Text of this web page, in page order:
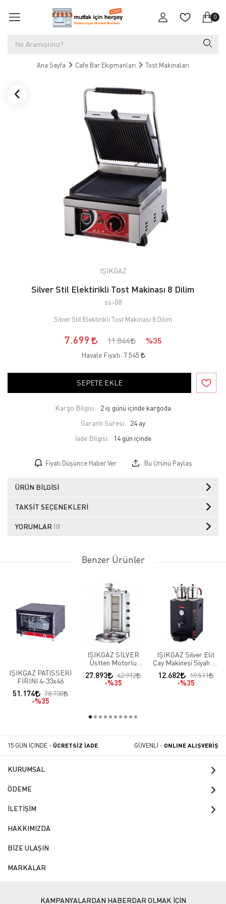
0
Ana Sayfa Cafe Bar Ekipmanları Tost Makinaları
IŞIKGAZ
Silver Stil Elektirikli Tost Makinası 8 Dilim
ss-08
Silver Stil Elektirikli Tost Makinası 8 Dilim
7.699 11.844 %35
Havale Fiyatı: 7.545
SEPETE EKLE
Kargo Bilgisi: 2 iş günü içinde kargoda
Garanti Süresi: 24 ay
İade Bilgisi:
Fiyatı Düşünce Haber Ver Bu Ürünü Paylaş
ÜRÜN BILGISI
TAKSIT SEÇENEKLERI
YORUMLAR (0)
Benzer Ürünler
IŞIKGAZ PATİSSERİ
FIRINI 4-33x46
51.174
78.730
%35
IŞIKGAZ SİLVER
Üstten Motorlu
Doğalgazlı CE Döner
Ocağı 4 Radyanlı
27.893
42.912
%35
IŞIKGAZ Silver Elit
Çay Makinesi Siyah 23
LT
12.682
19.511
%35
15 GÜN İÇİNDE - ÜCRETSİZ İADE GÜVENLİ - ONLINE ALIŞVERİŞ
KURUMSAL
ÖDEME
İLETİŞİM
HAKKIMIZDA
BİZE ULAŞIN
MARKALAR
KAMPANYALARDAN HABERDAR OLMAK İÇİN